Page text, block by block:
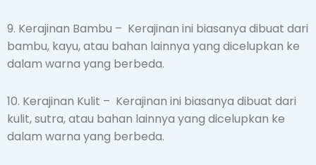
9. Kerajinan Bambu – Kerajinan ini biasanya dibuat dari
bambu, kayu, atau bahan lainnya yang dicelupkan ke
dalam warna yang berbeda.
10. Kerajinan Kulit – Kerajinan ini biasanya dibuat dari
kulit, sutra, atau bahan lainnya yang dicelupkan ke
dalam warna yang berbeda.